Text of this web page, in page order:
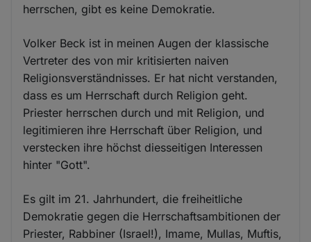
herrschen, gibt es keine Demokratie.
Volker Beck ist in meinen Augen der klassische
Vertreter des von mir kritisierten naiven
Religionsverständnisses. Er hat nicht verstanden,
dass es um Herrschaft durch Religion geht.
Priester herrschen durch und mit Religion, und
legitimieren ihre Herrschaft über Religion, und
verstecken ihre höchst diesseitigen Interessen
hinter "Gott".
Es gilt im 21. Jahrhundert, die freiheitliche
Demokratie gegen die Herrschaftsambitionen der
Priester, Rabbiner (Israel!), Imame, Mullas, Muftis,